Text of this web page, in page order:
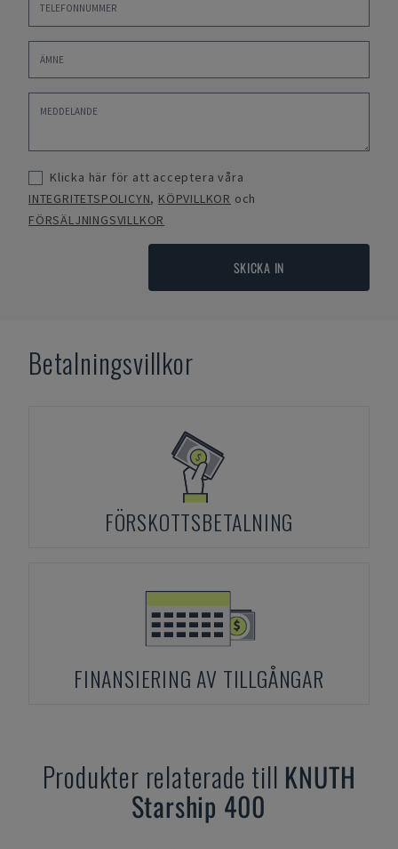
Klicka här för att acceptera våra
INTEGRITETSPOLICYN, KÖPVILLKOR och
FÖRSÄLJNINGSVILLKOR
SKICKA IN
Betalningsvillkor
FÖRSKOTTSBETALNING
FINANSIERING AV TILLGÅNGAR
Produkter relaterade till KNUTH
Starship 400